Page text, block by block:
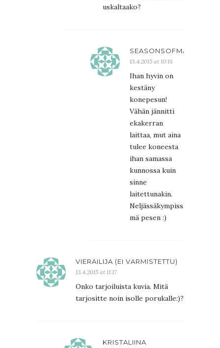
uskaltaako?
SEASONSOFMARI
13.4.2015 at 10:18
Ihan hyvin on
kestäny
konepesun!
Vähän jännitti
ekakerran
laittaa, mut aina
tulee koneesta
ihan samassa
kunnossa kuin
sinne
laitettunakin.
Neljässäkympissä
mä pesen :)
VIERAILIJA (EI VARMISTETTU)
13.4.2015 at 11:17
Onko tarjoiluista kuvia. Mitä
tarjositte noin isolle porukalle:)?
KRISTALIINA